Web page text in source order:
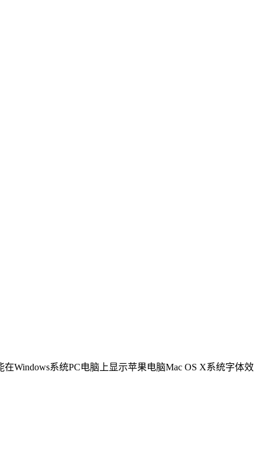
在Windows系统PC电脑上显示苹果电脑Mac OS X系统字体效